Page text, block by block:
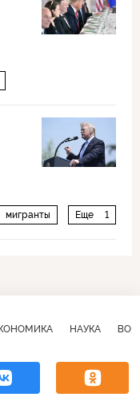
Еще 1
мигранты
НАУКА